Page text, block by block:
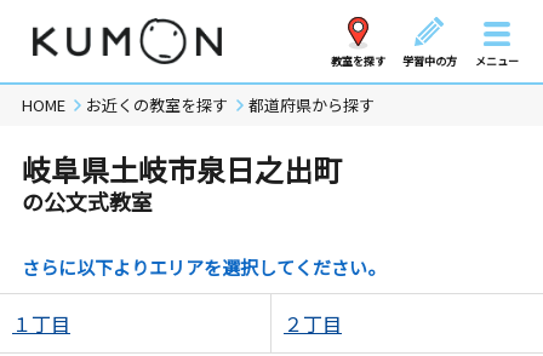
教室を探す 学習中の方 メニュー
HOME お近くの教室を探す 都道府県から探す
岐阜県土岐市泉日之出町
の公文式教室
さらに以下よりエリアを選択してください。
１丁目 ２丁目